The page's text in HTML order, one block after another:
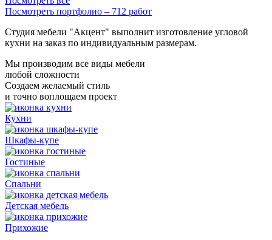
Посмотреть портфолио – 712 работ
Студия мебели "Акцент" выполнит изготовление угловой
кухни на заказ по индивидуальным размерам.
Мы производим все виды мебели
любой сложности
Создаем желаемый стиль
и точно воплощаем проект
Кухни
Шкафы-купе
Гостиные
Спальни
Детская мебель
Прихожие